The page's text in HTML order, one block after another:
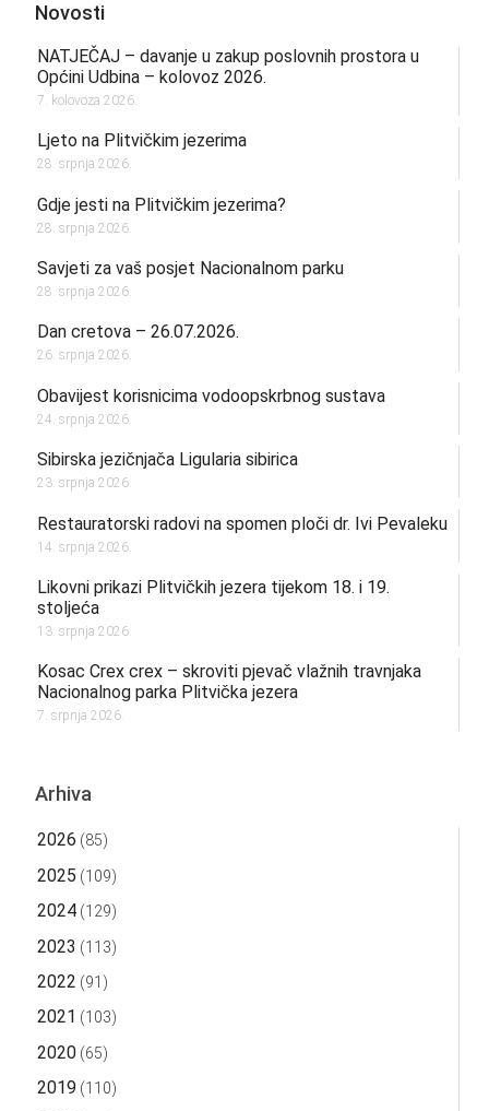
Novosti
NATJEČAJ – davanje u zakup poslovnih prostora u
Općini Udbina – kolovoz 2026.
7. kolovoza 2026.
Ljeto na Plitvičkim jezerima
28. srpnja 2026.
Gdje jesti na Plitvičkim jezerima?
28. srpnja 2026.
Savjeti za vaš posjet Nacionalnom parku
28. srpnja 2026.
Dan cretova – 26.07.2026.
26. srpnja 2026.
Obavijest korisnicima vodoopskrbnog sustava
24. srpnja 2026.
Sibirska jezičnjača Ligularia sibirica
23. srpnja 2026.
Restauratorski radovi na spomen ploči dr. Ivi Pevaleku
14. srpnja 2026.
Likovni prikazi Plitvičkih jezera tijekom 18. i 19.
stoljeća
13. srpnja 2026.
Kosac Crex crex – skroviti pjevač vlažnih travnjaka
Nacionalnog parka Plitvička jezera
7. srpnja 2026.
Arhiva
2026 (85)
2025 (109)
2024(129)
2023 (113)
2022 (91)
2021 (103)
2020(65)
2019 (110)